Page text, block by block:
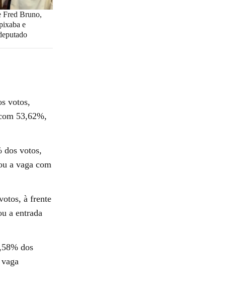
Fred Bruno,
e
votos,
53,62%,
dos votos,
a vaga com
à frente
a entrada
dos